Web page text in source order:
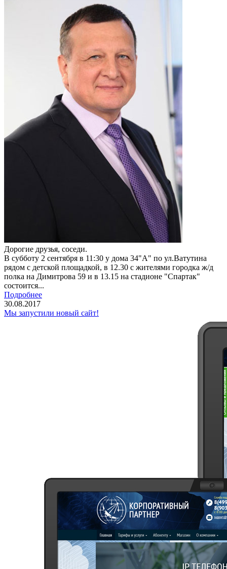
Дорогие друзья, соседи.
В субботу 2 сентября в 11:30 у дома 34"А" по ул.Ватутина
рядом с детской площадкой, в 12.30 с жителями городка ж/д
полка на Димитрова 59 и в 13.15 на стадионе "Спартак"
состоится...
Подробнее
30.08.2017
Мы запустили новый сайт!